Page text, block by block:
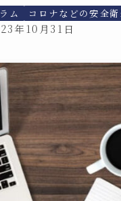
ム コロナなどの安全
年10月31日